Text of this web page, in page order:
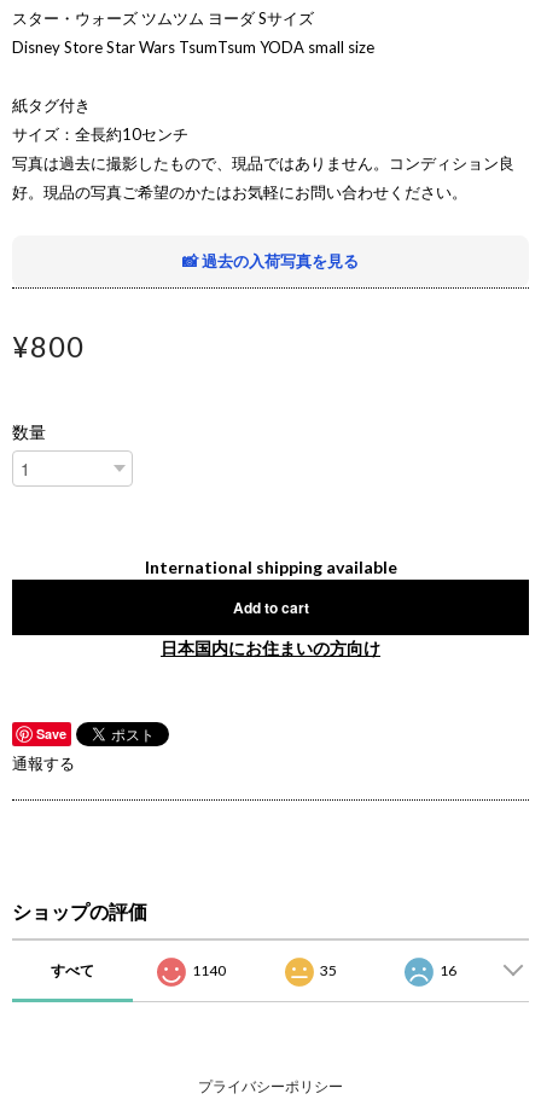
スター・ウォーズ ツムツム ヨーダ Sサイズ
Disney Store Star Wars TsumTsum YODA small size
紙タグ付き
サイズ：全長約10センチ
写真は過去に撮影したもので、現品ではありません。コンディション良
好。現品の写真ご希望のかたはお気軽にお問い合わせください。
📸 過去の入荷写真を見る
¥800
数量
International shipping available
Add to cart
日本国内にお住まいの方向け
Save
通報する
ショップの評価
すべて 1140 35 16
プライバシーポリシー